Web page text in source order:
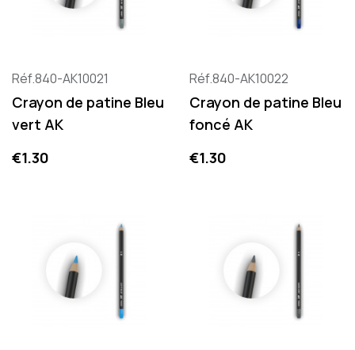
Réf.840-AK10021
Crayon de patine Bleu
vert AK
Price
€1.30
Réf.840-AK10022
Crayon de patine Bleu
foncé AK
Price
€1.30